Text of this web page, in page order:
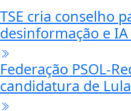
TSE cria conselho
desinformação e
Federação PSOL-
candidatura de